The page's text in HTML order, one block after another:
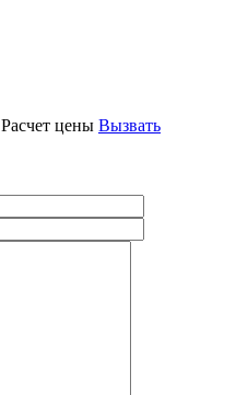
Расчет цены Вызвать